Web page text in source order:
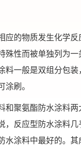
应的物质发生化学
性而被单独列为
一般是双组分包装
涂刷。
和聚氨酯防水涂料
反应型防水涂料
水涂料中最好的。